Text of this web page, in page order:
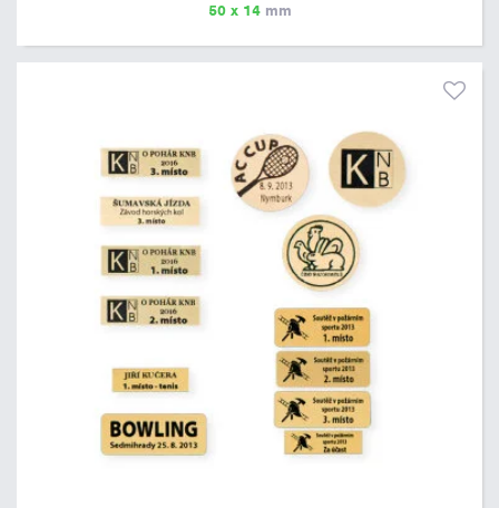
prvním kroku objednávky.50 x 14mm